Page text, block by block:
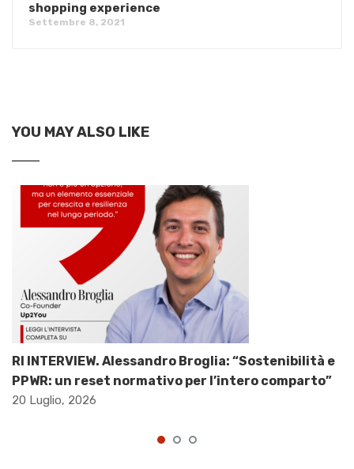
shopping experience
Settembre 8, 2021
YOU MAY ALSO LIKE
RI INTERVIEW. Alessandro Broglia: “Sostenibilità e
PPWR: un reset normativo per l’intero comparto”
20 Luglio, 2026